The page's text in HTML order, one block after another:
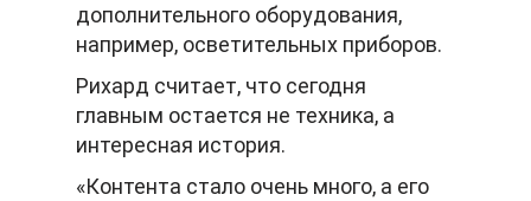
дополнительного оборудования,
например, осветительных приборов.
Рихард считает, что сегодня
главным остается не техника, а
интересная история.
«Контента стало очень много, а его